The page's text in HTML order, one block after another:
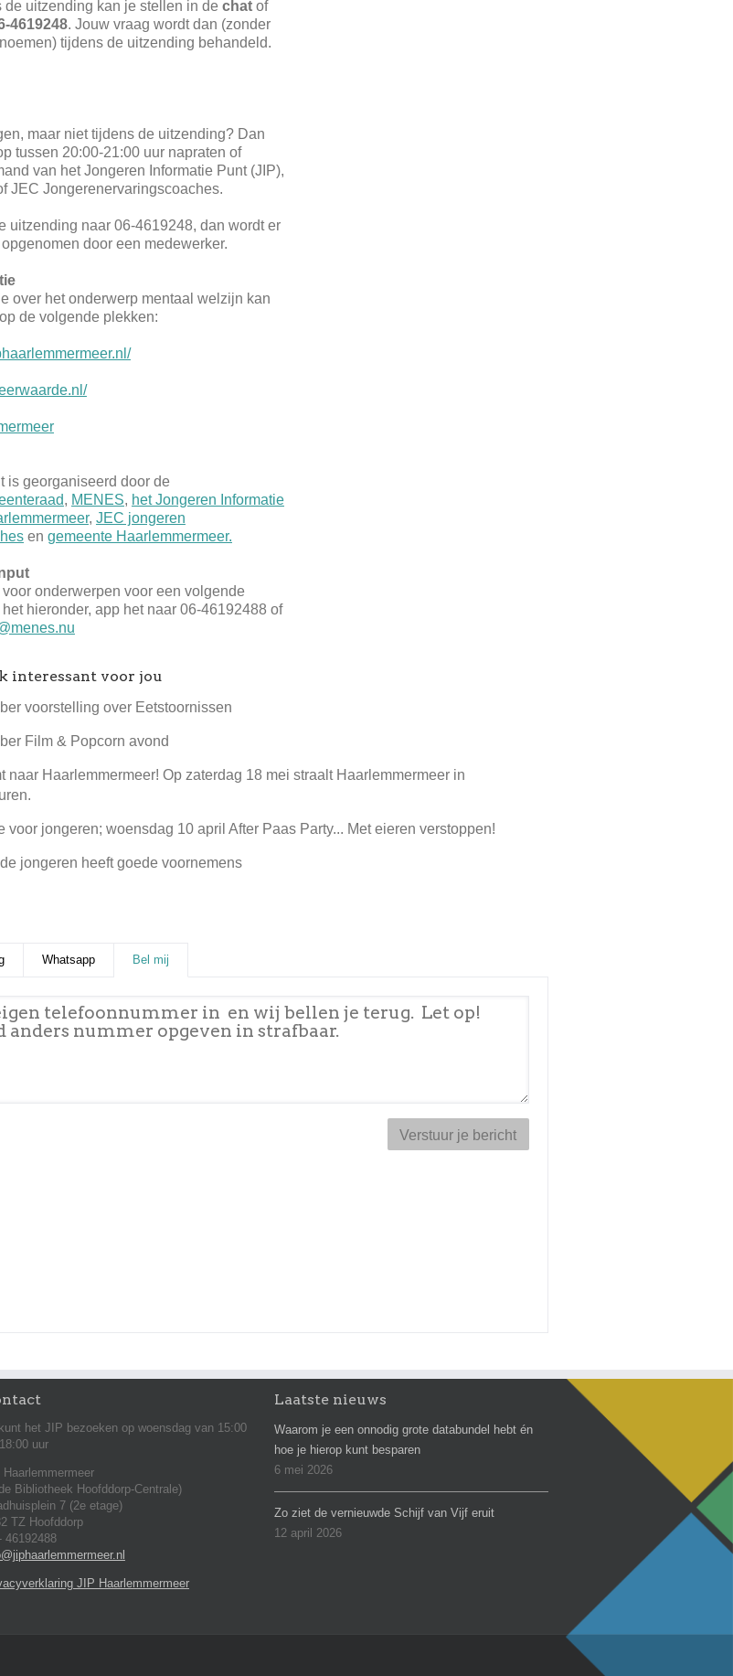
de uitzending kan je stellen in de chatof
4619248. Jouw vraag wordt dan (zonder
tijdens de uitzending behandeld.
maar niet tijdens de uitzending? Dan
tussen 20:00-21:00 uur napraten of
van het Jongeren Informatie Punt (JIP),
JEC Jongerenervaringscoaches.
uitzending naar 06-4619248, dan wordt er
door een medewerker.
over het onderwerp mentaal welzijn kan
de volgende plekken:
is georganiseerd door de
, MENES, het Jongeren Informatie
, JEC jongeren
en gemeente Haarlemmermeer.
onderwerpen voor een volgende
hieronder, app het naar 06-46192488 of
interessant voor jou
voorstelling over Eetstoornissen
Film & Popcorn avond
naar Haarlemmermeer! Op zaterdag 18 mei straalt Haarlemmermeer in
voor jongeren; woensdag 10 april After Paas Party... Met eieren verstoppen!
jongeren heeft goede voornemens
Whatsapp Bel mij
het JIP bezoeken op woensdag van 15:00
uur
Bibliotheek Hoofddorp-Centrale)
7 (2e etage)
TZ Hoofddorp
46192488
JIP Haarlemmermeer
Laatste nieuws
Waarom je een onnodig grote databundel hebt én
hoe je hierop kunt besparen
6 mei 2026
Zo ziet de vernieuwde Schijf van Vijf eruit
12 april 2026